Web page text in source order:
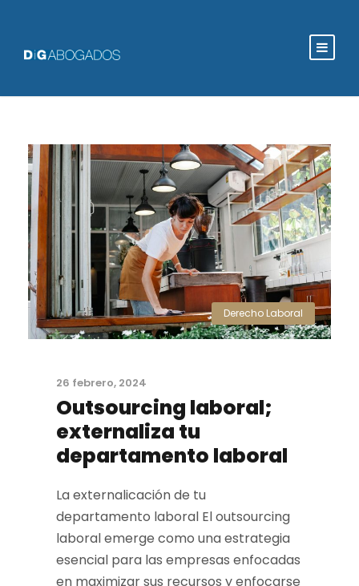
Derecho Laboral
26 febrero, 2024
Outsourcing laboral;
externaliza tu
departamento laboral
La externalicación de tu
departamento laboral El outsourcing
laboral emerge como una estrategia
esencial para las empresas enfocadas
en maximizar sus recursos y enfocarse